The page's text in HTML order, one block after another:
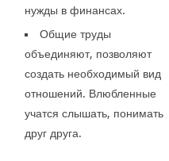
нужды в финансах.
Общие труды
объединяют, позволяют
создать необходимый вид
отношений. Влюбленные
учатся слышать, понимать
друг друга.